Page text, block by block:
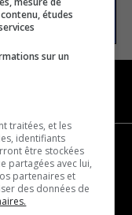
études
sur un
traitées, et les
identifiants
être stockées
partagées avec lui,
partenaires et
des données de